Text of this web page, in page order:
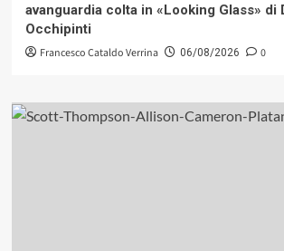
avanguardia colta in «Looking Glass» di
Occhipinti
Francesco Cataldo Verrina 06/08/2026 0